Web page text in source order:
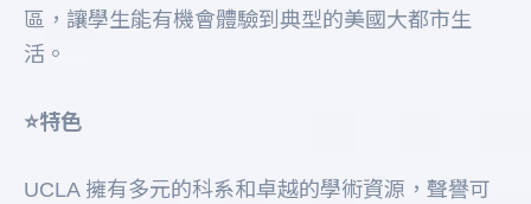
區，讓學生能有機會體驗到典型的美國大都市生
活。
⭐️特色
UCLA 擁有多元的科系和卓越的學術資源，聲譽可